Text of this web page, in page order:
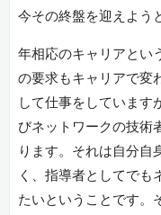
今その終盤を迎えよう
年相応のキャリアとい
の要求もキャリアで変
して仕事をしています
びネットワークの技術
ります。それは自分自
く、指導者としてでも
たいということです。